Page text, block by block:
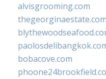
alvisgrooming.com
thegeorginaestate.com
bobacove.com